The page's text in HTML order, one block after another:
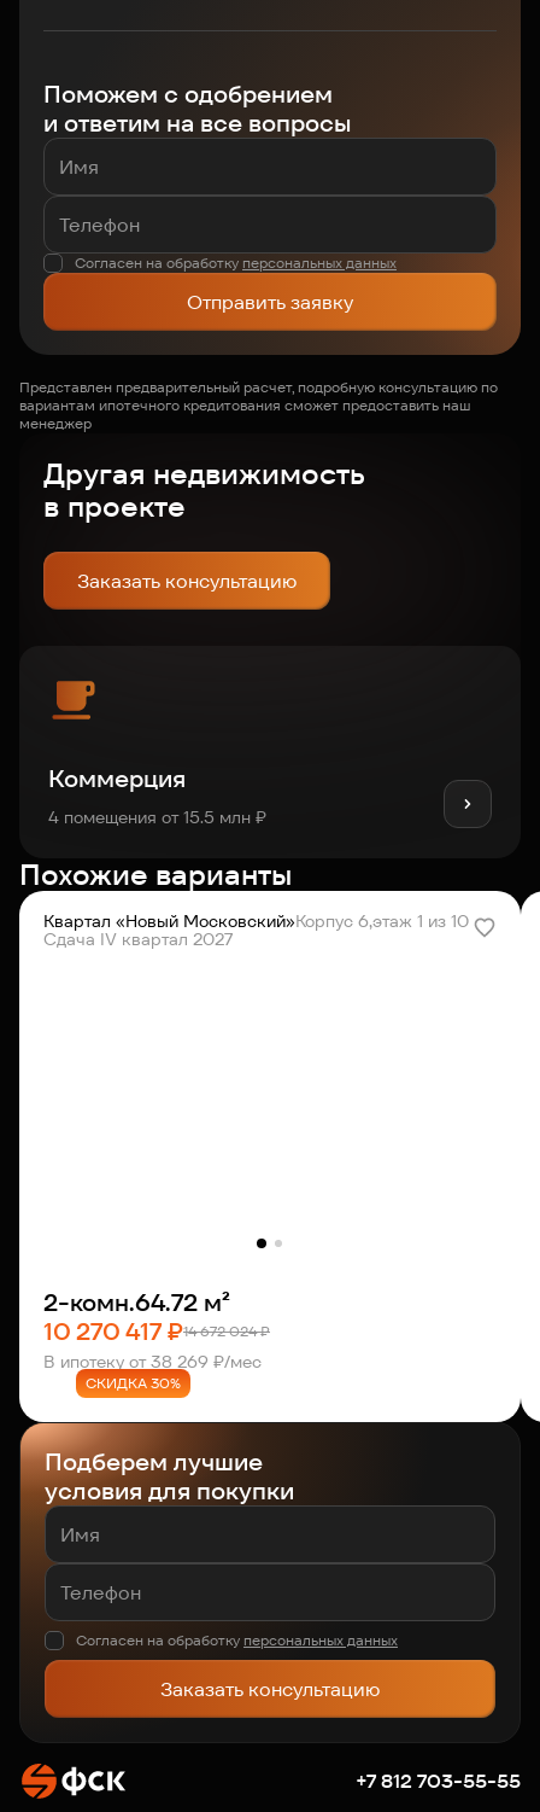
Поможем с одобрением
и ответим на все вопросы
Согласен на обработку персональных данных
Отправить заявку
Представлен предварительный расчет, подробную консультацию по
вариантам ипотечного кредитования сможет предоставить наш
менеджер
Другая недвижимость
в проекте
Заказать консультацию
Коммерция
4 помещения от 15.5 млн ₽
Похожие варианты
Квартал «Новый Московский»Корпус 6,этаж 1 из 10
Сдача IV квартал 2027
2-комн.64.72 м²
10 270 417 ₽14 672 024 ₽
В ипотеку от 38 269 ₽/мес
СКИДКА 30%
Подберем лучшие
условия для покупки
Согласен на обработку персональных данных
Заказать консультацию
+7 812 703-55-55